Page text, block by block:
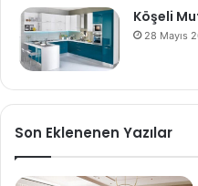
Köşeli
28 Mayıs
Son Eklenenen Yazılar